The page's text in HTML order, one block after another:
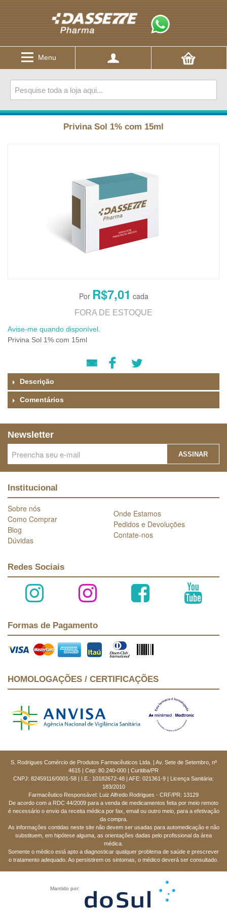
Menu
Privina Sol 1% com 15ml
R$7,01
FORA DE ESTOQUE
Avise-me quando disponível.
Privina Sol 1% com 15ml
Descrição
Comentários
Newsletter
ASSINAR
Institucional
Sobre nós
Como Comprar
Blog
Dúvidas
Onde Estamos
Pedidos e Devoluções
Contate-nos
Redes Sociais
Formas de Pagamento
HOMOLOGAÇÕES / CERTIFICAÇÕES
S. Rodrigues Comércio de Produtos Farmacêuticos Ltda. | Av. Sete de Setembro, nº
4615 | Cep: 80.240-000 | Curitiba/PR
CNPJ: 82459116/0001-58 | I.E.: 10182672-48 | AFE: 021361-9 | Licença Sanitária:
183/2010
Farmacêutico Responsável: Luiz Alfredo Rodrigues - CRF/PR: 13129
De acordo com a RDC 44/2009 para a venda de medicamentos feita por meio remoto
é necessário o envio da receita médica por fax, email ou outro meio, para a efetivação
da compra.
As informações contidas neste site não devem ser usadas para automedicação e não
substituem, em hipótese alguma, as orientações dadas pelo profissional da área
médica.
Somente o médico está apto a diagnosticar qualquer problema de saúde e prescrever
o tratamento adequado. Ao persistirem os sintomas, o médico deverá ser consultado.
Mantido por: